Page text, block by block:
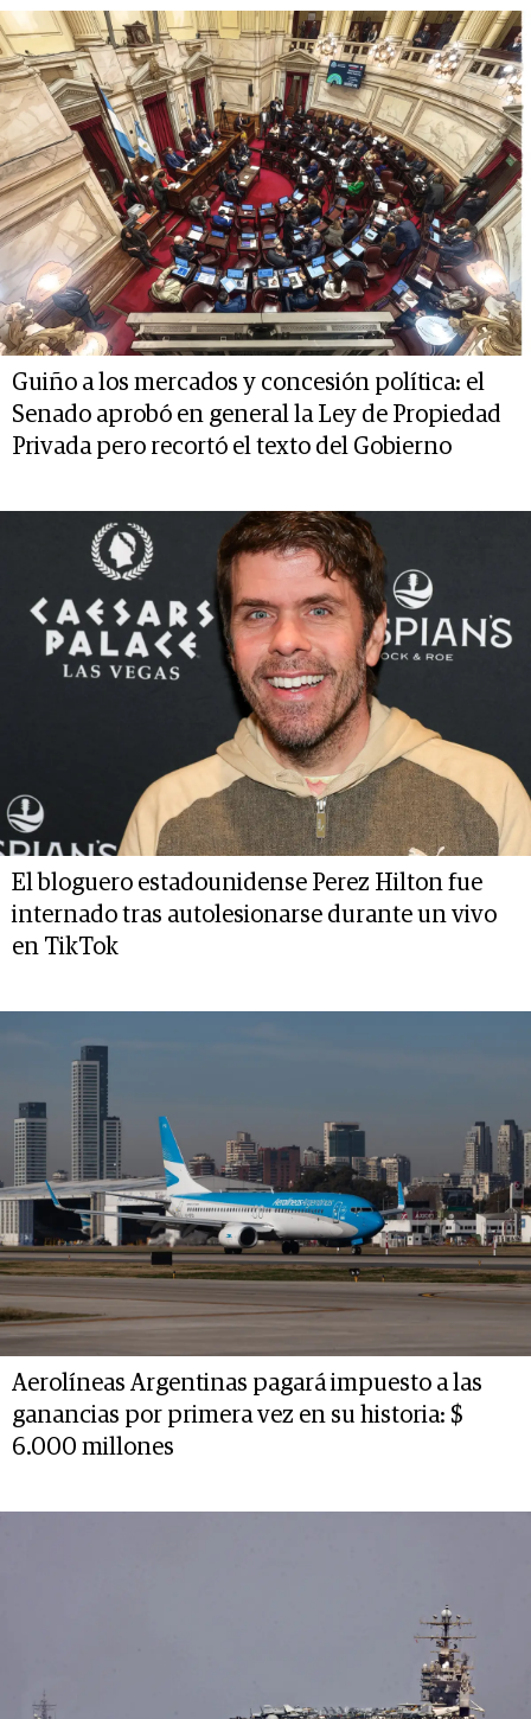
Guiño a los mercados y concesión política: el
Senado aprobó en general la Ley de Propiedad
Privada pero recortó el texto del Gobierno
El bloguero estadounidense Perez Hilton fue
internado tras autolesionarse durante un vivo
en TikTok
Aerolíneas Argentinas pagará impuesto a las
ganancias por primera vez en su historia: $
6.000 millones